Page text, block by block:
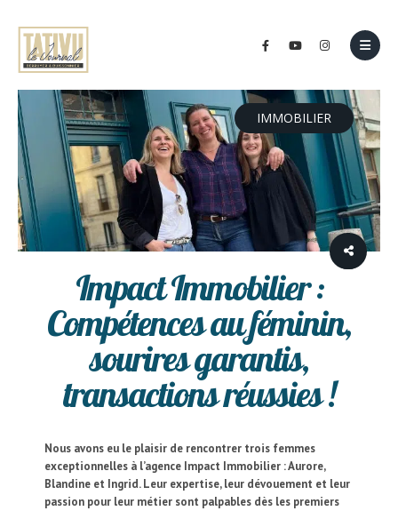
IMMOBILIER
Impact Immobilier :
Compétences au féminin,
sourires garantis,
transactions réussies !
Nous avons eu le plaisir de rencontrer trois femmes
exceptionnelles à l’agence Impact Immobilier : Aurore,
Blandine et Ingrid. Leur expertise, leur dévouement et leur
passion pour leur métier sont palpables dès les premiers